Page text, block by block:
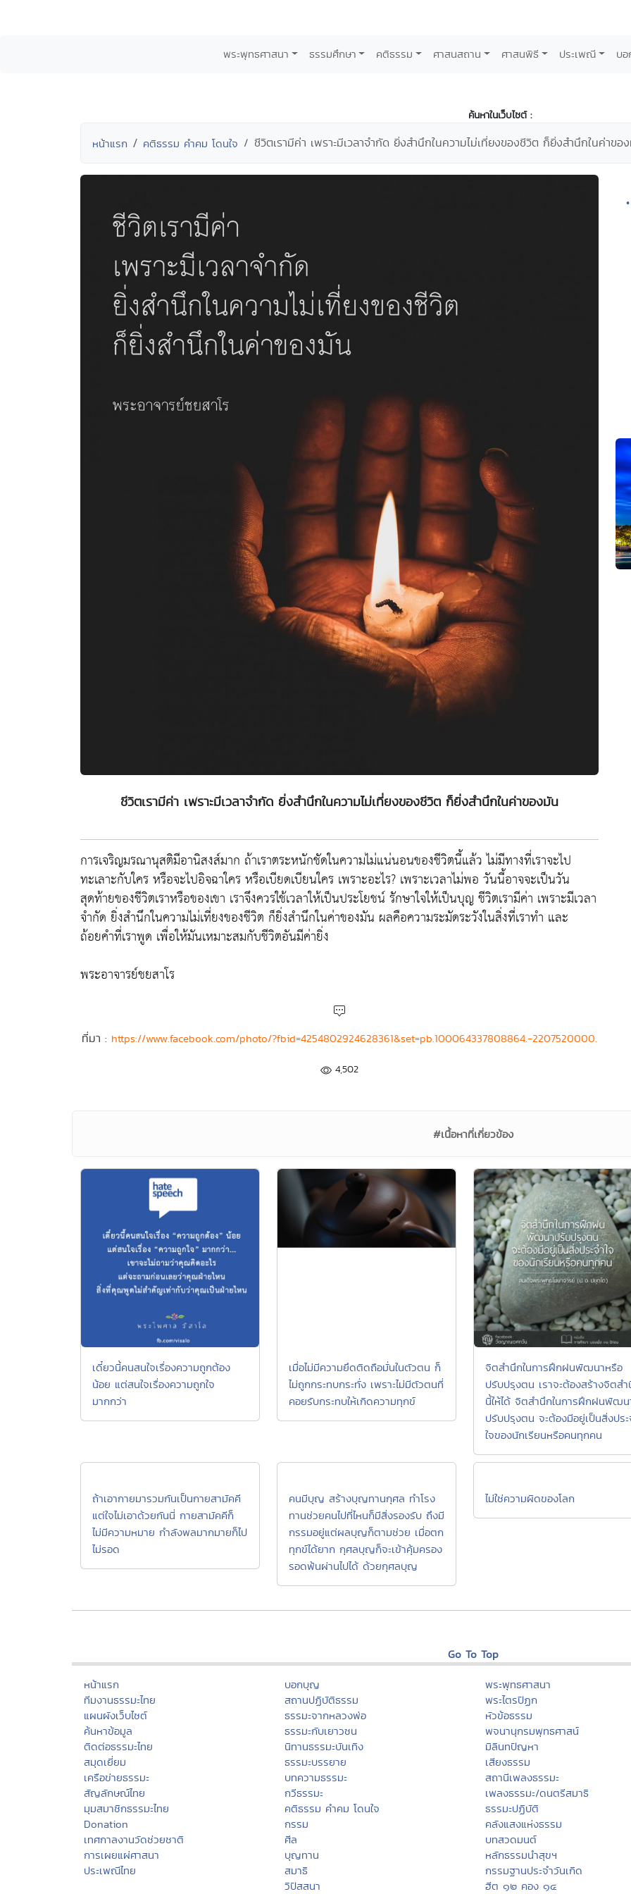
พระพุทธศาสนา ธรรมศึกษา คติธรรม ศาสนสถาน ศาสนพิธี ประเพณี บ
ค้นหาในเว็บไซต์ :
หน้าแรก คติธรรม คำคม โดนใจ ชีวิตเรามีค่า เพราะมีเวลาจำกัด ยิ่งสำนึกในความไม่เที่ยงของชีวิต ก็ยิ่งสำนึกในค่าขอ
ชีวิตเรามีค่า เพราะมีเวลาจำกัด ยิ่งสำนึกในความไม่เที่ยงของชีวิต ก็ยิ่งสำนึกในค่าของมัน
การเจริญมรณานุสติมีอานิสงส์มาก ถ้าเราตระหนักชัดในความไม่แน่นอนของชีวิตนี้แล้ว ไม่มีทางที่เราจะไป
ทะเลาะกับใคร หรือจะไปอิจฉาใคร หรือเบียดเบียนใคร เพราะอะไร? เพราะเวลาไม่พอ วันนี้อาจจะเป็นวัน
สุดท้ายของชีวิตเราหรือของเขา เราจึงควรใช้เวลาให้เป็นประโยชน์ รักษาใจให้เป็นบุญ ชีวิตเรามีค่า เพราะมีเวลา
จำกัด ยิ่งสำนึกในความไม่เที่ยงของชีวิต ก็ยิ่งสำนึกในค่าของมัน ผลคือความระมัดระวังในสิ่งที่เราทำ และ
ถ้อยคำที่เราพูด เพื่อให้มันเหมาะสมกับชีวิตอันมีค่ายิ่ง
พระอาจารย์ชยสาโร
ที่มา : https://www.facebook.com/photo/?fbid=4254802924628361&set=pb.100064337808864.-2207520000.
4,502
#เนื้อหาที่เกี่ยวข้อง
เดี๋ยวนี้คนสนใจเรื่องความถูกต้อง
น้อย แต่สนใจเรื่องความถูกใจ
มากกว่า
เมื่อไม่มีความยึดติดถือมั่นในตัวตน ก็
ไม่ถูกกระทบกระทั่ง เพราะไม่มีตัวตนที่
คอยรับกระทบให้เกิดความทุกข์
จิตสำนึกในการฝึกฝนพัฒนาหรือ
ปรับปรุงตน เราจะต้องสร้างจิตส
นี้ให้ได้ จิตสำนึกในการฝึกฝนพัฒน
ปรับปรุงตน จะต้องมีอยู่เป็นสิ่งประ
ใจของนักเรียนหรือคนทุกคน
ถ้าเอากายมารวมกันเป็นกายสามัคคี
แต่ใจไม่เอาด้วยกันนี่ กายสามัคคีก็
ไม่มีความหมาย กำลังพลมากมายก็ไป
ไม่รอด
คนมีบุญ สร้างบุญทานกุศล ทำโรง
ทานช่วยคนไปที่ไหนก็มีสิ่งรองรับ ถึงมี
กรรมอยู่แต่ผลบุญก็ตามช่วย เมื่อตก
ทุกข์ได้ยาก กุศลบุญก็จะเข้าคุ้มครอง
รอดพ้นผ่านไปได้ ด้วยกุศลบุญ
ไม่ใช่ความผิดของโลก
Go To Top
หน้าแรก
ทีมงานธรรมะไทย
แผนผังเว็บไซต์
ค้นหาข้อมูล
ติดต่อธรรมะไทย
สมุดเยี่ยม
เครือข่ายธรรมะ
สัญลักษณ์ไทย
มุมสมาชิกธรรมะไทย
Donation
เทศกาลงานวัดช่วยชาติ
การเผยแผ่ศาสนา
ประเพณีไทย
บอกบุญ
สถานปฏิบัติธรรม
ธรรมะจากหลวงพ่อ
ธรรมะกับเยาวชน
นิทานธรรมะบันเทิง
ธรรมะบรรยาย
บทความธรรมะ
กวีธรรมะ
คติธรรม คำคม โดนใจ
กรรม
ศีล
บุญทาน
สมาธิ
วิปัสสนา
พระพุทธศาสนา
พระไตรปิฏก
หัวข้อธรรม
พจนานุกรมพุทธศาสน์
มิลินทปัญหา
เสียงธรรม
สถานีเพลงธรรมะ
เพลงธรรมะ/ดนตรีสมาธิ
ธรรมะปฏิบัติ
คลังแสงแห่งธรรม
บทสวดมนต์
หลักธรรมนำสุขฯ
กรรมฐานประจำวันเกิด
ฮีต ๑๒ คอง ๑๔